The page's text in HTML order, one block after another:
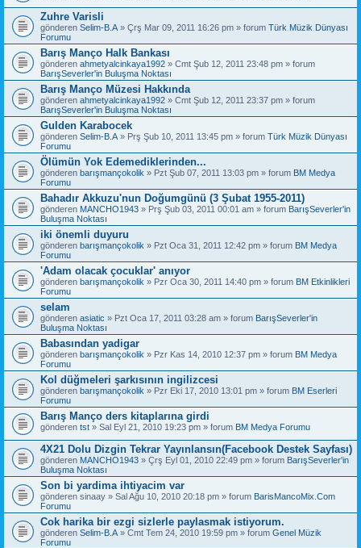
Zuhre Varisli
gönderen Selim-B.A » Çrş Mar 09, 2011 16:26 pm » forum Türk Müzik Dünyası
Forumu
Barış Manço Halk Bankası
gönderen ahmetyalcinkaya1992 » Cmt Şub 12, 2011 23:48 pm » forum
BarışSeverler'in Buluşma Noktası
Barış Manço Müzesi Hakkında
gönderen ahmetyalcinkaya1992 » Cmt Şub 12, 2011 23:37 pm » forum
BarışSeverler'in Buluşma Noktası
Gulden Karabocek
gönderen Selim-B.A » Prş Şub 10, 2011 13:45 pm » forum Türk Müzik Dünyası
Forumu
Ölümün Yok Edemediklerinden...
gönderen barışmançokolik » Pzt Şub 07, 2011 13:03 pm » forum BM Medya
Forumu
Bahadır Akkuzu'nun Doğumgünü (3 Şubat 1955-2011)
gönderen MANCHO1943 » Prş Şub 03, 2011 00:01 am » forum BarışSeverler'in
Buluşma Noktası
iki önemli duyuru
gönderen barışmançokolik » Pzt Oca 31, 2011 12:42 pm » forum BM Medya
Forumu
'Adam olacak çocuklar' anıyor
gönderen barışmançokolik » Pzr Oca 30, 2011 14:40 pm » forum BM Etkinlikleri
Forumu
selam
gönderen asiatic » Pzt Oca 17, 2011 03:28 am » forum BarışSeverler'in
Buluşma Noktası
Babasından yadigar
gönderen barışmançokolik » Pzr Kas 14, 2010 12:37 pm » forum BM Medya
Forumu
Kol düğmeleri şarkısının ingilizcesi
gönderen barışmançokolik » Pzr Eki 17, 2010 13:01 pm » forum BM Eserleri
Forumu
Barış Manço ders kitaplarına girdi
gönderen tst » Sal Eyl 21, 2010 19:23 pm » forum BM Medya Forumu
4X21 Dolu Dizgin Tekrar Yayınlansın(Facebook Destek Sayfası)
gönderen MANCHO1943 » Çrş Eyl 01, 2010 22:49 pm » forum BarışSeverler'in
Buluşma Noktası
Son bi yardima ihtiyacim var
gönderen sinaay » Sal Ağu 10, 2010 20:18 pm » forum BarisMancoMix.Com
Forumu
Cok harika bir ezgi sizlerle paylasmak istiyorum.
gönderen Selim-B.A » Cmt Tem 24, 2010 19:59 pm » forum Genel Müzik
Forumu